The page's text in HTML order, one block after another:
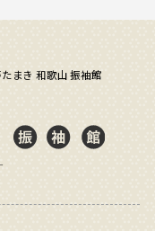
まき 和歌山 振袖館